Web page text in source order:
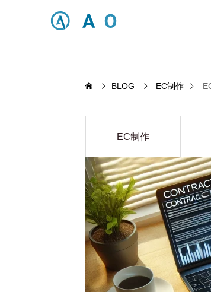
BLOG EC制作
EC制作